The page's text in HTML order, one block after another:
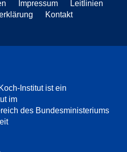
Impressum
Leitlinien
Kontakt
Institut ist ein
im
des Bundesministeriums